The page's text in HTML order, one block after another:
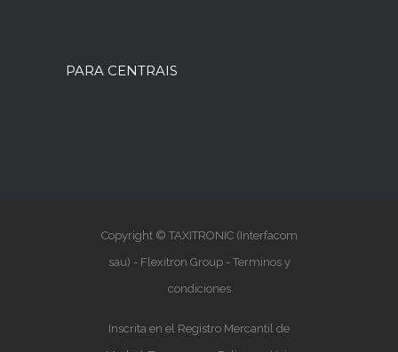
PARA CENTRAIS
Copyright © TAXITRONIC (Interfacom
sau) - Flexitron Group - Terminos y
condiciones
Inscrita en el Registro Mercantil de